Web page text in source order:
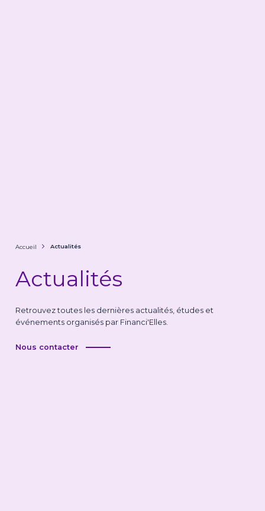
Accueil Actualités
Actualités
Retrouvez toutes les dernières actualités, études et
événements organisés par Financi'Elles.
Nous contacter